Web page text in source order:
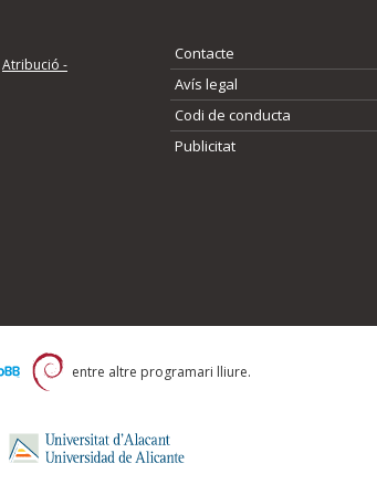
Atribució -
Contacte
Avís legal
Codi de conducta
Publicitat
entre altre programari lliure.